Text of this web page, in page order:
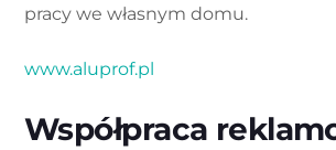
pracy we własnym domu.
www.aluprof.pl
Współpraca